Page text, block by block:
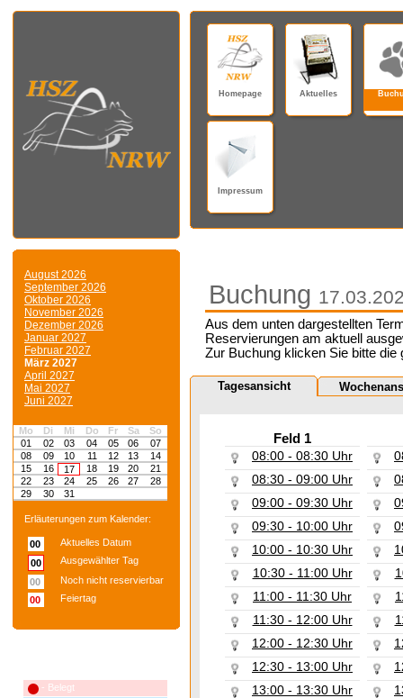
August 2026
September 2026
Oktober 2026
November 2026
Dezember 2026
Januar 2027
Februar 2027
März 2027
April 2027
Mai 2027
Juni 2027
Mo Di Mi Do Fr Sa
So
01
02 03 04 05 06
07
08
09 10 11 12 13
14
15
16 17 18 19 20
21
22
23 24 25 26 27
28
29
30 31
Erläuterungen zum Kalender:
00
Aktuelles Datum
00
Ausgewählter Tag
00
Noch nicht reservierbar
00
Feiertag
- Belegt
Homepage Aktuelles
Impressum
Buchung
Aus dem unten dargestellten
Reservierungen am aktuell
Zur Buchung klicken Sie bitte die
Tagesansicht
Feld 1
08:00 - 08:30 Uhr
08:30 - 09:00 Uhr
09:00 - 09:30 Uhr
09:30 - 10:00 Uhr
10:00 - 10:30 Uhr
10:30 - 11:00 Uhr
11:00 - 11:30 Uhr
11:30 - 12:00 Uhr
12:00 - 12:30 Uhr
12:30 - 13:00 Uhr
13:00 - 13:30 Uhr